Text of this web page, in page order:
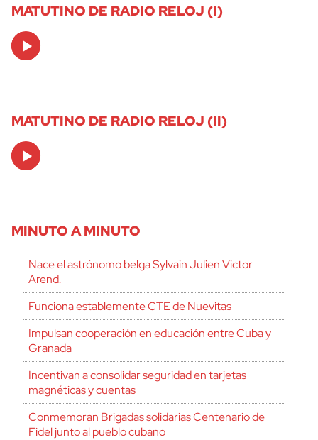
MATUTINO DE RADIO RELOJ (I)
Audio
Player
MATUTINO DE RADIO RELOJ (II)
Audio
Player
MINUTO A MINUTO
Nace el astrónomo belga Sylvain Julien Victor
Arend.
Funciona establemente CTE de Nuevitas
Impulsan cooperación en educación entre Cuba y
Granada
Incentivan a consolidar seguridad en tarjetas
magnéticas y cuentas
Conmemoran Brigadas solidarias Centenario de
Fidel junto al pueblo cubano